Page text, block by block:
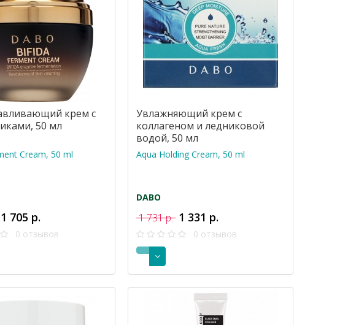
крем с
50 мл
Cream, 50 ml
1 705 р.
0 отзывов
Увлажняющий крем с
коллагеном и ледниковой
водой, 50 мл
Aqua Holding Cream, 50 ml
DABO
1 731 р. 1 331 р.
0 отзывов